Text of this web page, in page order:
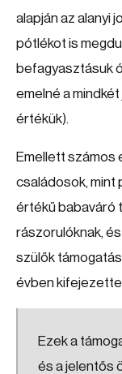
alapján az alanyi
pótlékot is
befagyasztásuk
emelné a
értékük).
Emellett számos
családosok, mint
értékű babaváró
rászorulóknak,
szülők
évben
Ezek a
és a jelentős